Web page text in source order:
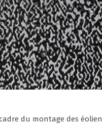
du montage des